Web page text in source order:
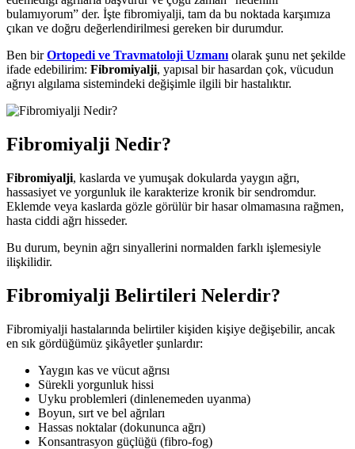
bulamıyorum” der. İşte fibromiyalji, tam da bu noktada karşımıza
çıkan ve doğru değerlendirilmesi gereken bir durumdur.
Ben birOrtopedi ve Travmatoloji Uzmanı olarak şunu net şekilde
ifade edebilirim: Fibromiyalji, yapısal bir hasardan çok, vücudun
ağrıyı algılama sistemindeki değişimle ilgili bir hastalıktır.
Fibromiyalji Nedir?
Fibromiyalji, kaslarda ve yumuşak dokularda yaygın ağrı,
hassasiyet ve yorgunluk ile karakterize kronik bir sendromdur.
Eklemde veya kaslarda gözle görülür bir hasar olmamasına rağmen,
hasta ciddi ağrı hisseder.
Bu durum, beynin ağrı sinyallerini normalden farklı işlemesiyle
ilişkilidir.
Fibromiyalji Belirtileri Nelerdir?
Fibromiyalji hastalarında belirtiler kişiden kişiye değişebilir, ancak
en sık gördüğümüz şikâyetler şunlardır:
Yaygın kas ve vücut ağrısı
Sürekli yorgunluk hissi
Uyku problemleri (dinlenemeden uyanma)
Boyun, sırt ve bel ağrıları
Hassas noktalar (dokununca ağrı)
Konsantrasyon güçlüğü (fibro-fog)